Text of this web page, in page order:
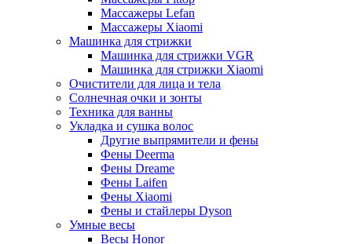
Массажеры Lefan
Массажеры Xiaomi
Машинка для стрижки
Машинка для стрижки VGR
Машинка для стрижки Xiaomi
Очистители для лица и тела
Солнечная очки и зонты
Техника для ванны
Укладка и сушка волос
Другие выпрямители и фены
Фены Deerma
Фены Dreame
Фены Laifen
Фены Xiaomi
Фены и стайлеры Dyson
Умные весы
Весы Honor